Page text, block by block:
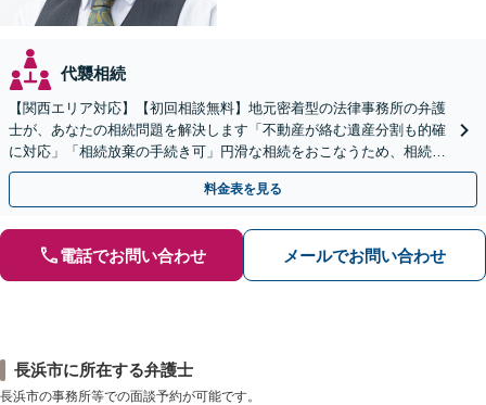
代襲相続
【関西エリア対応】【初回相談無料】地元密着型の法律事務所の弁護
士が、あなたの相続問題を解決します「不動産が絡む遺産分割も的確
に対応」「相続放棄の手続き可」円滑な相続をおこなうため、相続問
題は自分の代で解決しましょう【完全個室制】
料金表を見る
電話でお問い合わせ メールでお問い合わせ
長浜市に所在する弁護士
長浜市の事務所等での面談予約が可能です。